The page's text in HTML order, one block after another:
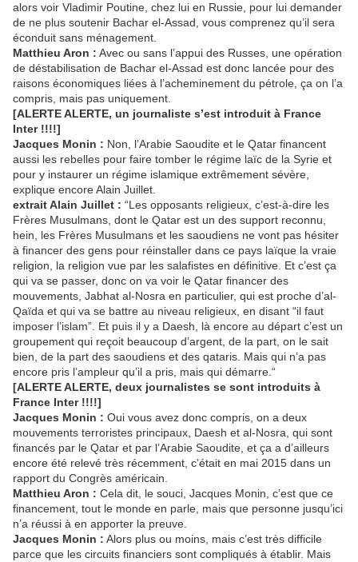
alors voir Vladimir Poutine, chez lui en Russie, pour lui demander
de ne plus soutenir Bachar el-Assad, vous comprenez qu’il sera
éconduit sans ménagement.
Matthieu Aron : Avec ou sans l’appui des Russes, une opération
de déstabilisation de Bachar el-Assad est donc lancée pour des
raisons économiques liées à l’acheminement du pétrole, ça on l’a
compris, mais pas uniquement.
[ALERTE ALERTE, un journaliste s’est introduit à France
Inter !!!!]
Jacques Monin : Non, l’Arabie Saoudite et le Qatar financent
aussi les rebelles pour faire tomber le régime laïc de la Syrie et
pour y instaurer un régime islamique extrêmement sévère,
explique encore Alain Juillet.
extrait Alain Juillet : “Les opposants religieux, c’est-à-dire les
Frères Musulmans, dont le Qatar est un des support reconnu,
hein, les Frères Musulmans et les saoudiens ne vont pas hésiter
à financer des gens pour réinstaller dans ce pays laïque la vraie
religion, la religion vue par les salafistes en définitive. Et c’est ça
qui va se passer, donc on va voir le Qatar financer des
mouvements, Jabhat al-Nosra en particulier, qui est proche d’al-
Qaïda et qui va se battre au niveau religieux, en disant “il faut
imposer l’islam”. Et puis il y a Daesh, là encore au départ c’est un
groupement qui reçoit beaucoup d’argent, de la part, on le sait
bien, de la part des saoudiens et des qataris. Mais qui n’a pas
encore pris l’ampleur qu’il a pris, mais qui démarre.“
[ALERTE ALERTE, deux journalistes se sont introduits à
France Inter !!!!]
Jacques Monin : Oui vous avez donc compris, on a deux
mouvements terroristes principaux, Daesh et al-Nosra, qui sont
financés par le Qatar et par l’Arabie Saoudite, et ça a d’ailleurs
encore été relevé très récemment, c’était en mai 2015 dans un
rapport du Congrès américain.
Matthieu Aron : Cela dit, le souci, Jacques Monin, c’est que ce
financement, tout le monde en parle, mais que personne jusqu’ici
n’a réussi à en apporter la preuve.
Jacques Monin : Alors plus ou moins, mais c’est très difficile
parce que les circuits financiers sont compliqués à établir. Mais